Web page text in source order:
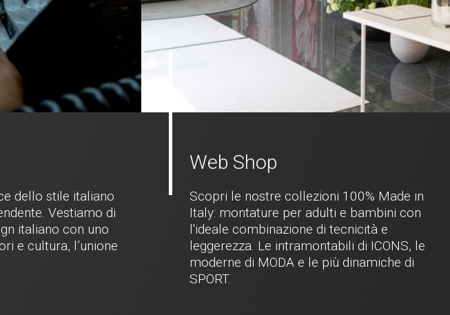
dello stile italiano
Vestiamo di
italiano con uno
e cultura, l’unione
Web Shop
Scopri le nostre collezioni 100% Made in
Italy: montature per adulti e bambini con
l'ideale combinazione di tecnicità e
leggerezza. Le intramontabili di ICONS, le
moderne di MODA e le più dinamiche di
SPORT.